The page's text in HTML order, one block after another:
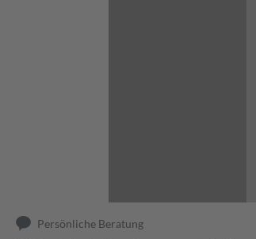
Persönliche Beratung